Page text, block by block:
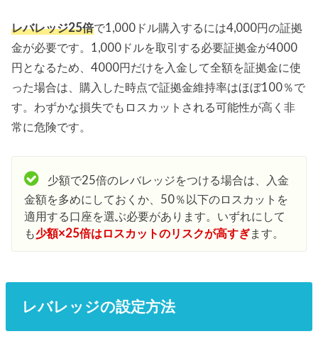
レバレッジ25倍で1,000ドル購入するには4,000円の証拠
金が必要です。1,000ドルを取引する必要証拠金が4000
円となるため、4000円だけを入金して全額を証拠金に使
った場合は、購入した時点で証拠金維持率はほぼ100％で
す。わずかな損失でもロスカットされる可能性が高く非
常に危険です。
少額で25倍のレバレッジをつける場合は、入金
金額を多めにしておくか、50％以下のロスカットを
適用する口座を選ぶ必要があります。いずれにして
も少額×25倍はロスカットのリスクが高すぎます。
レバレッジの設定方法